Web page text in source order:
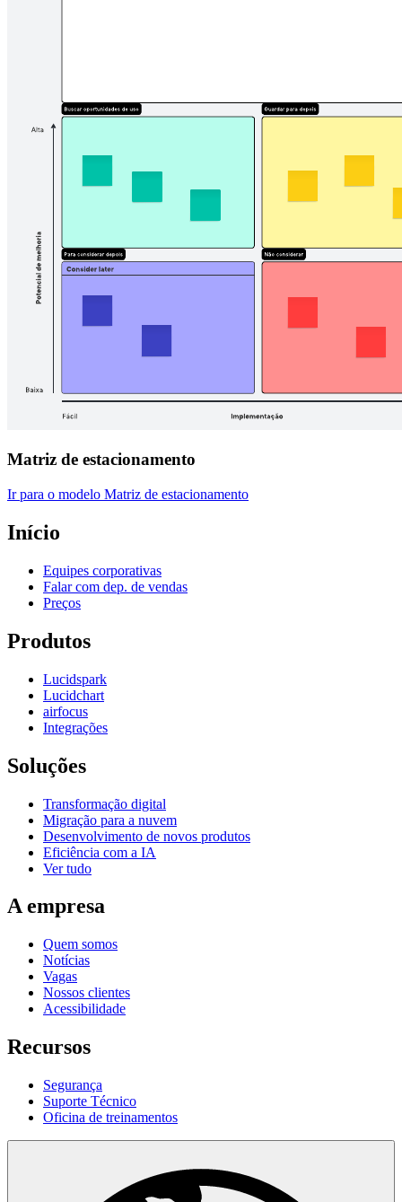
Matriz de estacionamento
Ir para o modelo Matriz de estacionamento
Início
Equipes corporativas
Falar com dep. de vendas
Preços
Produtos
Lucidspark
Lucidchart
airfocus
Integrações
Soluções
Transformação digital
Migração para a nuvem
Desenvolvimento de novos produtos
Eficiência com a IA
Ver tudo
A empresa
Quem somos
Notícias
Vagas
Nossos clientes
Acessibilidade
Recursos
Segurança
Suporte Técnico
Oficina de treinamentos